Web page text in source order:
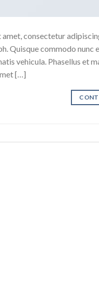
consectetur
Quisque commodo
vehicula. Phasellus et
[…]